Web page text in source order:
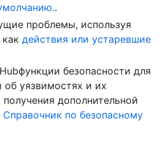
.
проблемы, используя
действия или устаревшие
безопасности для
уязвимостях и их
дополнительной
Справочник по безопасному